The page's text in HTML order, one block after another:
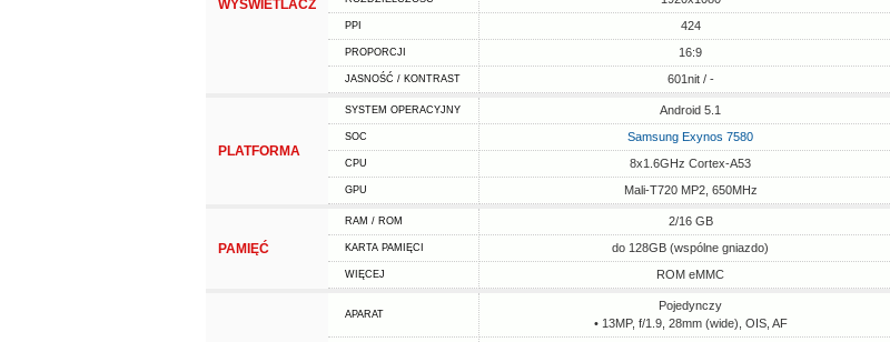
WYŚWIETLACZ
PPI 424
PROPORCJI 16:9
JASNOŚĆ / KONTRAST 601nit / -
PLATFORMA
SYSTEM OPERACYJNY Android 5.1
SOC Samsung Exynos 7580
CPU 8x1.6GHz Cortex-A53
GPU Mali-T720 MP2, 650MHz
PAMIĘĆ
RAM / ROM 2/16 GB
KARTA PAMIĘCI do 128GB (wspólne gniazdo)
WIĘCEJ ROM eMMC
APARAT
Pojedynczy
• 13MP, f/1.9, 28mm (wide), OIS, AF